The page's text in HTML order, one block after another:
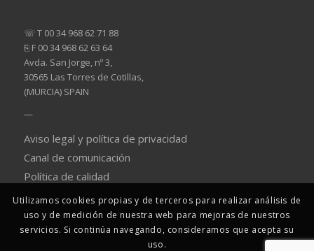
☏ T 00 34 968 62 71 88
⎘ F 00 34 968 62 63 64
Avda. San Jorge, nº 3,
30565 Las Torres de Cotillas,
(MURCIA) SPAIN
—
Aviso legal y política de privacidad
Canal de comunicación
Política de calidad
Utilizamos cookies propias y de terceros para realizar análisis de
uso y de medición de nuestra web para mejoras de nuestros
servicios. Si continúa navegando, consideramos que acepta su
uso.